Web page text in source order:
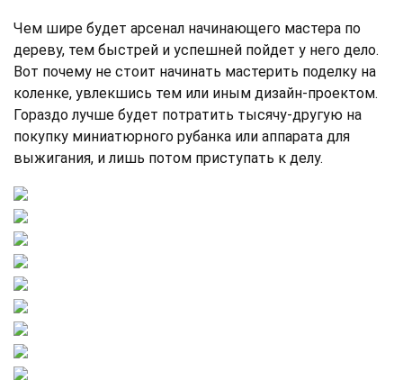
Чем шире будет арсенал начинающего мастера по
дереву, тем быстрей и успешней пойдет у него дело.
Вот почему не стоит начинать мастерить поделку на
коленке, увлекшись тем или иным дизайн-проектом.
Гораздо лучше будет потратить тысячу-другую на
покупку миниатюрного рубанка или аппарата для
выжигания, и лишь потом приступать к делу.